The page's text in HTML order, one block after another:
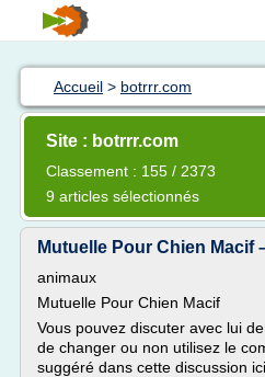
Accueil > botrrr.com
Site : botrrr.com
Classement : 155 / 2373
9 articles sélectionnés
Mutuelle Pour Chien Macif
animaux
Mutuelle Pour Chien Macif
Vous pouvez discuter avec lui
de changer ou non utilisez le
suggéré dans cette discussion